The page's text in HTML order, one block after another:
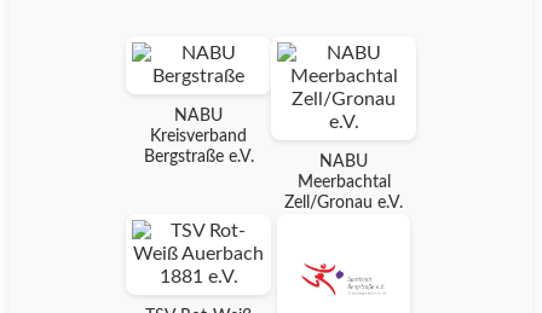
NABU
Kreisverband
Bergstraße e.V.
NABU
Meerbachtal
Zell/Gronau e.V.